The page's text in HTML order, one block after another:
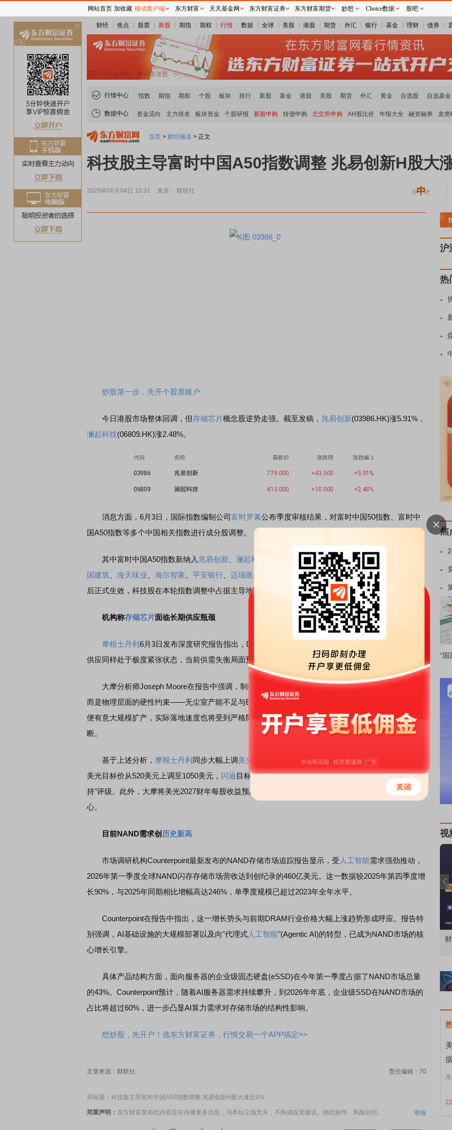
财经 焦点 股票 新股 期指 期权 行情 数据 全球 美股 港股 期货 外汇 银行 基金 理财 债券
行情中心 指数 期指 期权 个股 板块 排行 新股 基金 港股 美股 期货 外汇 黄金 自选股 自选基金
数据中心 资金流向 主力排名 板块资金 个股研报 新股申购 转债申购 北交所申购 AH股比价 年报大全 融资融券 龙虎
首页 > 财经频道 > 正文
科技股主导富时中国A50指数调整 兆易创新H股大
2026年06月04日 10:31 来源： 财联社
炒股第一步，先开个股票账户
今日港股市场整体回调，但存储芯片概念股逆势走强。截至发稿， 兆易创新(03986.HK)涨5.91%，
澜起科技(06809.HK)涨2.48%。
消息方面，6月3日，国际指数编制公司富时罗素公布季度审核结果，对富时中国50指数、富时中
国A50指数等多个中国相关指数进行成分股调整。
其中富时中国A50指数新纳入 兆易创新 澜起科技 东山精密、 胜宏科技 等科技企业，同时剔除
国建筑
海天味业 海尔智家 平安银行 迈瑞医疗
等5只传统行业股票。本次调整将于6月18日收盘
后正式生效，科技股在本轮指数调整中占据主导地位。
机构称存储芯片面临长期供应瓶颈
摩根士丹利 6月3日发布深度研究报告指出，DRAM已成为AI基础设施扩张的核心瓶颈，NAND闪存
供应同样处于极度紧张状态，当前供需失衡局面预计将持续2至3年甚至更长时间。
大摩分析师Joseph Moore在报告中强调，制约
供给扩张的核心障碍并非资本投入意愿，
而是物理层面的硬性约束——无尘室产能不足与EUV光刻机供应受限。这一现实状况使得存储厂商即
便有意大规模扩产，实际落地速度也将受到严格限制，直接支撑了"更长久、更高峰"的行业盈利周期判
断。
基于上述分析， 摩根士丹利 同步大幅上调美光科技 (MU.US)和闪迪(SNDK.US)的目标价。其中，
美光目标价从520美元上调至1050美元， 闪迪 目标价从1100美元上调至1750美元，两只个股均维持"增
持"评级。此外，大摩将美光2027财年每股收益预期上调48%，反映出对存储行业长期景气度的高度信
心。
目前NAND需求创 历史新高
市场调研机构Counterpoint最新发布的NAND存储市场追踪报告显示，受 人工智能需求强劲推动，
2026年第一季度全球NAND闪存存储市场营收达到创纪录的460亿美元。这一数据较2025年第四季度增
长90%，与2025年同期相比增幅高达246%，单季度规模已超过2023年全年水平。
Counterpoint在报告中指出，这一增长势头与前期DRAM行业价格大幅上涨趋势形成呼应。报告特
别强调，AI基础设施的大规模部署以及向"代理式人工智能"(Agentic AI)的转型，已成为NAND市场的核
心增长引擎。
具体产品结构方面，面向服务器的企业级固态硬盘(eSSD)在今年第一季度占据了NAND市场总量
的43%。Counterpoint预计，随着AI服务器需求持续攀升，到2026年年底，企业级SSD在NAND市场的
占比将超过60%，进一步凸显AI算力需求对存储市场的结构性影响。
想炒股，先开户！选东方财富证券，行情交易一个APP搞定>>
文章来源：财联社 责任编辑：70
原标题：科技股主导富时中国A50指数调整 兆易创新H股大涨近6%
郑重声明： 东方财富发布此内容旨在传播更多信息，与本站立场无关，不构成投资建议。据此操作，风险自担。 举报
贵金属板块
沪
热
焦
“国
视
——比亚迪智能化战略发布会 鸿蒙智行技术焕新发布会
功能实战8月第3课：修复延续，科技股略占
网站首页 加收藏 移动客户端 东方财富 天天基金网 东方财富证券 东方财富期货 妙想 Choice数据 股吧
关